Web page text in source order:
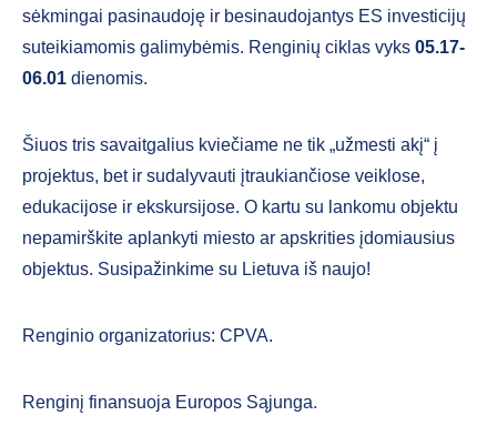
sėkmingai pasinaudoję ir besinaudojantys ES investicijų
suteikiamomis galimybėmis. Renginių ciklas vyks 05.17-
06.01 dienomis.
Šiuos tris savaitgalius kviečiame ne tik „užmesti akį“ į
projektus, bet ir sudalyvauti įtraukiančiose veiklose,
edukacijose ir ekskursijose. O kartu su lankomu objektu
nepamirškite aplankyti miesto ar apskrities įdomiausius
objektus. Susipažinkime su Lietuva iš naujo!
Renginio organizatorius: CPVA.
Renginį finansuoja Europos Sąjunga.